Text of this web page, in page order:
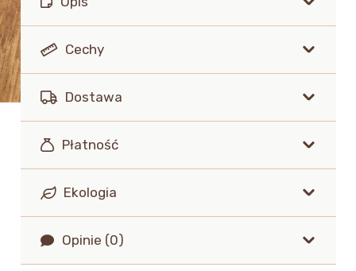
Cechy
Dostawa
Płatność
Ekologia
Opinie (0)